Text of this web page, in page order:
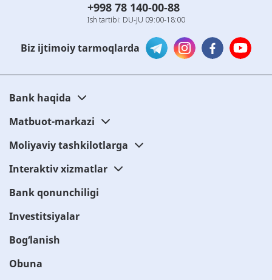
+998 78 140-00-88
Ish tartibi: DU-JU 09:00-18:00
Biz ijtimoiy tarmoqlarda
Bank haqida
Matbuot-markazi
Moliyaviy tashkilotlarga
Interaktiv xizmatlar
Bank qonunchiligi
Investitsiyalar
Bog‘lanish
Obuna